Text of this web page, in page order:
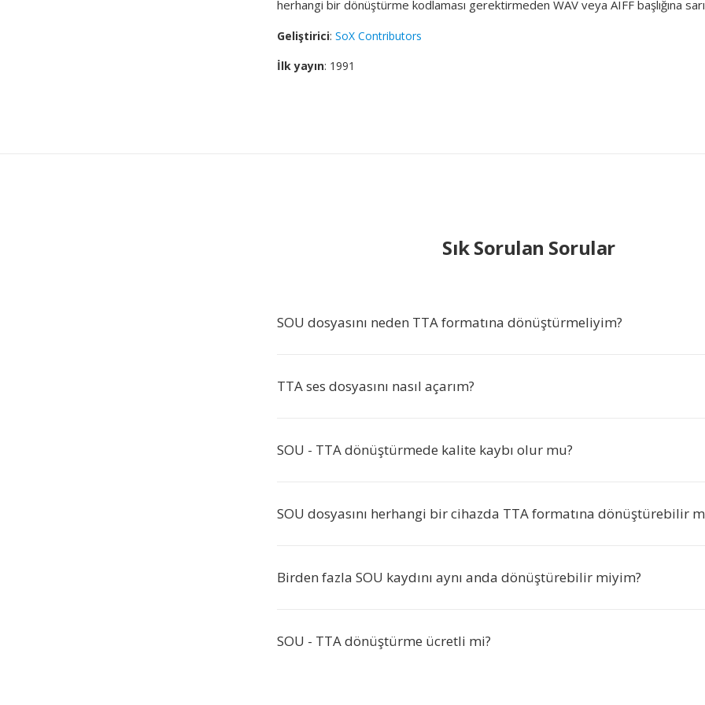
herhangi bir dönüştürme kodlaması gerektirmeden WAV veya AIFF başlığına
Geliştirici: SoX Contributors
İlk yayın: 1991
Sık Sorulan Sorular
SOU dosyasını neden TTA formatına dönüştürmeliyim?
TTA ses dosyasını nasıl açarım?
SOU - TTA dönüştürmede kalite kaybı olur mu?
SOU dosyasını herhangi bir cihazda TTA formatına dönüştürebilir
Birden fazla SOU kaydını aynı anda dönüştürebilir miyim?
SOU - TTA dönüştürme ücretli mi?